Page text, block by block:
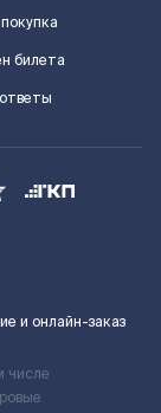
билета
и онлайн-заказ
числе